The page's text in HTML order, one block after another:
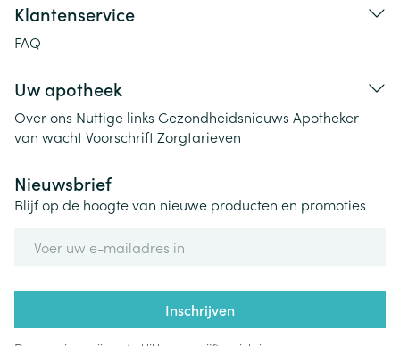
Klantenservice
FAQ
Uw apotheek
Over ons Nuttige links Gezondheidsnieuws Apotheker
van wachtVoorschriftZorgtarieven
Nieuwsbrief
Blijf op de hoogte van nieuwe producten en promoties
Inschrijven